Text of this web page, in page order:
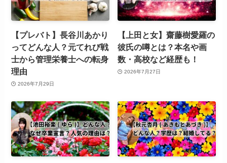
【プレバト】長谷川あかり
ってどんな人？元てれび戦
士から管理栄養士への転身
理由
2026年7月29日
【上田と女】齋藤樹愛羅の
彼氏の噂とは？本名や画
数・高校など経歴も！
2026年7月27日